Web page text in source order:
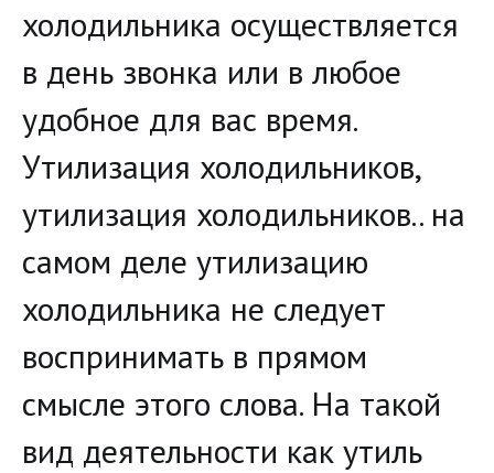
холодильника осуществляется
в день звонка или в любое
удобное для вас время.
Утилизация холодильников,
утилизация холодильников.. на
самом деле утилизацию
холодильника не следует
воспринимать в прямом
смысле этого слова. На такой
вид деятельности как утиль